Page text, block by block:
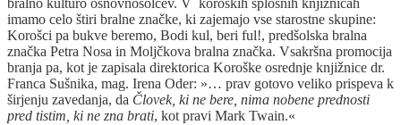
bralno kulturo osnovnošolcev. V koroških splošnih knjižnicah
imamo celo štiri bralne značke, ki zajemajo vse starostne skupine:
Korošci pa bukve beremo, Bodi kul, beri ful!, predšolska bralna
značka Petra Nosa in Moljčkova bralna značka. Vsakršna promocija
branja pa, kot je zapisala direktorica Koroške osrednje knjižnice dr.
Franca Sušnika, mag. Irena Oder: »… prav gotovo veliko prispeva k
širjenju zavedanja, da Človek, ki ne bere, nima nobene prednosti
pred tistim, ki ne zna brati, kot pravi Mark Twain.«